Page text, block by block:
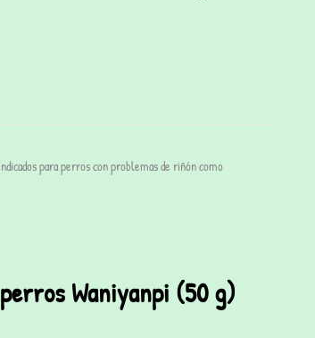
para perros con problemas de riñón como
Waniyanpi (50 g)